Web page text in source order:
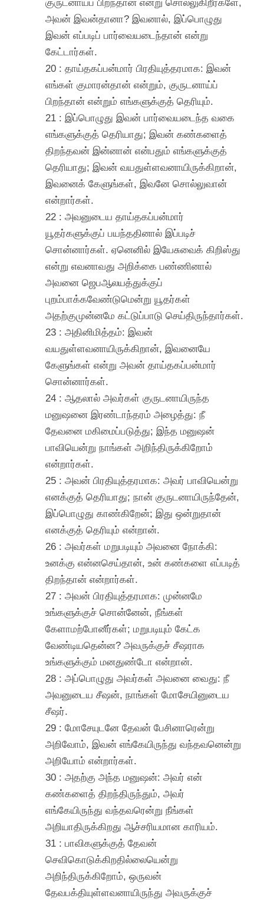
அவன் இவன்தானா? இவனால், இப்பொழுது
இவன் எப்படிப் பார்வையடைந்தான் என்று
கேட்டார்கள்.
20 : தாய்தகப்பன்மார் பிரதியுத்தரமாக: இவன்
எங்கள் குமாரன்தான் என்றும், குருடனாய்ப்
பிறந்தான் என்றும் எங்களுக்குத் தெரியும்.
21 : இப்பொழுது இவன் பார்வையடைந்த வகை
எங்களுக்குத் தெரியாது; இவன் கண்களைத்
திறந்தவன் இன்னான் என்பதும் எங்களுக்குத்
தெரியாது; இவன் வயதுள்ளவனாயிருக்கிறான்,
இவனைக் கேளுங்கள், இவனே சொல்லுவான்
என்றார்கள்.
22 : அவனுடைய தாய்தகப்பன்மார்
யூதர்களுக்குப் பயந்ததினால் இப்படிச்
சொன்னார்கள். ஏனெனில் இயேசுவைக் கிறிஸ்து
என்று எவனாவது அறிக்கை பண்ணினால்
அவனை ஜெபஆலயத்துக்குப்
புறம்பாக்கவேண்டுமென்று யூதர்கள்
அதற்குமுன்னமே கட்டுப்பாடு செய்திருந்தார்கள்.
23 : அதினிமித்தம்: இவன்
வயதுள்ளவனாயிருக்கிறான், இவனையே
கேளுங்கள் என்று அவன் தாய்தகப்பன்மார்
சொன்னார்கள்.
24 : ஆதலால் அவர்கள் குருடனாயிருந்த
மனுஷனை இரண்டாந்தரம் அழைத்து: நீ
தேவனை மகிமைப்படுத்து; இந்த மனுஷன்
பாவியென்று நாங்கள் அறிந்திருக்கிறோம்
என்றார்கள்.
25 : அவன் பிரதியுத்தரமாக: அவர் பாவியென்று
எனக்குத் தெரியாது; நான் குருடனாயிருந்தேன்,
இப்பொழுது காண்கிறேன்; இது ஒன்றுதான்
எனக்குத் தெரியும் என்றான்.
26 : அவர்கள் மறுபடியும் அவனை நோக்கி:
உனக்கு என்னசெய்தான், உன் கண்களை எப்படித்
திறந்தான் என்றார்கள்.
27 : அவன் பிரதியுத்தரமாக: முன்னமே
உங்களுக்குச் சொன்னேன், நீங்கள்
கேளாமற்போனீர்கள்; மறுபடியும் கேட்க
வேண்டியதென்ன? அவருக்குச் சீஷராக
உங்களுக்கும் மனதுண்டோ என்றான்.
28 : அப்பொழுது அவர்கள் அவனை வைது: நீ
அவனுடைய சீஷன், நாங்கள் மோசேயினுடைய
சீஷர்.
29 : மோசேயுடனே தேவன் பேசினாரென்று
அறிவோம், இவன் எங்கேயிருந்து வந்தவனென்று
அறியோம் என்றார்கள்.
30 : அதற்கு அந்த மனுஷன்: அவர் என்
கண்களைத் திறந்திருந்தும், அவர்
எங்கேயிருந்து வந்தவரென்று நீங்கள்
அறியாதிருக்கிறது ஆச்சரியமான காரியம்.
31 : பாவிகளுக்குத் தேவன்
செவிகொடுக்கிறதில்லையென்று
அறிந்திருக்கிறோம், ஒருவன்
தேவபக்தியுள்ளவனாயிருந்து அவருக்குச்